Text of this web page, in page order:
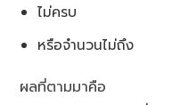
ไม่ครบ
หรือจำนวนไม่ถึง
ผลที่ตามมาคือ